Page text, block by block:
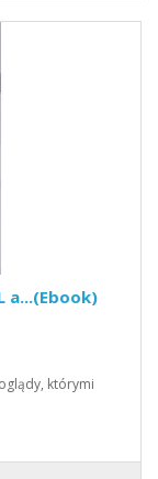
a...(Ebook)
którymi